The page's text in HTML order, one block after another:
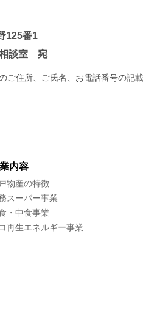
125番1
談室 宛
ご住所、ご氏名、お電話番号の記
内容
物産の特徴
スーパー事業
・中食事業
再生エネルギー事業